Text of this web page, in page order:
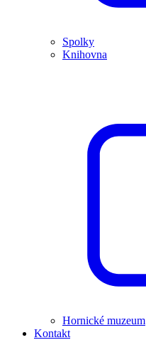
Spolky
Knihovna
Hornické muzeum
Kontakt